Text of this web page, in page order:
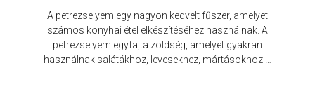
A petrezselyem egy nagyon kedvelt fűszer, amelyet
számos konyhai étel elkészítéséhez használnak. A
petrezselyem egyfajta zöldség, amelyet gyakran
használnak salátákhoz, levesekhez, mártásokhoz …